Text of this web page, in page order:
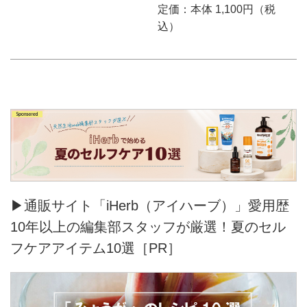
定価：本体 1,100円（税
込）
▶通販サイト「iHerb（アイハーブ）」愛用歴
10年以上の編集部スタッフが厳選！夏のセル
フケアアイテム10選［PR］